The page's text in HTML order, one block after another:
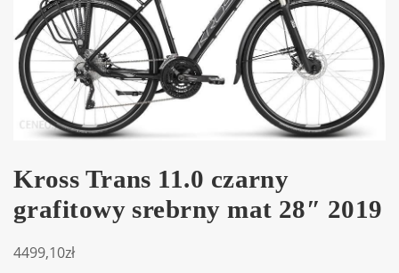
Kross Trans 11.0 czarny
grafitowy srebrny mat 28″ 2019
4499,10zł